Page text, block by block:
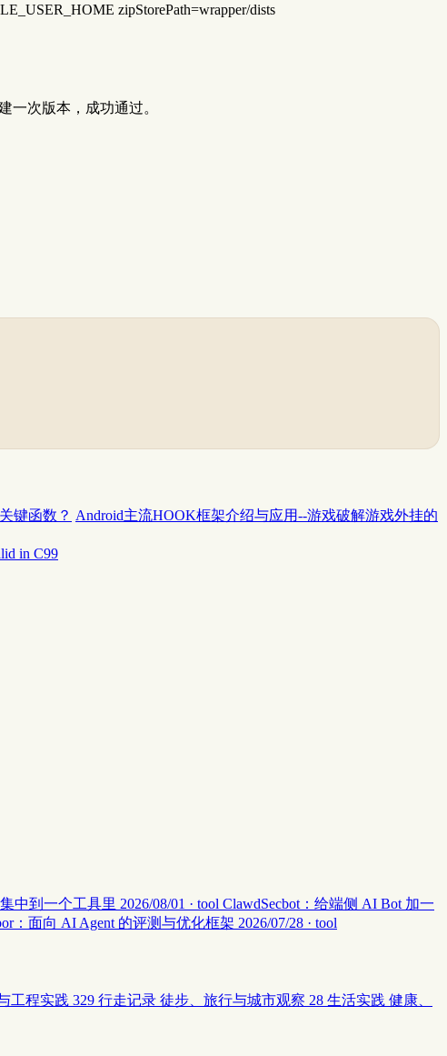
zipStorePath=wrapper/dists
一次版本，成功通过。
键函数？ Android主流HOOK框架介绍与应用--游戏破解游戏外挂的
in C99
中到一个工具里 2026/08/01 · tool ClawdSecbot：给端侧 AI Bot 加一
：面向 AI Agent 的评测与优化框架 2026/07/28 · tool
工程实践 329 行走记录 徒步、旅行与城市观察 28 生活实践 健康、